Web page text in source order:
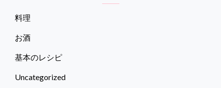
マ
料理
お酒
基本のレシピ
Uncategorized